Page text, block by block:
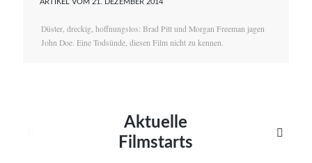
ARTIKEL VOM 21. DEZEMBER 2014
Düster, dreckig, hoffnungslos: Brad Pitt und Morgan Freeman jagen
John Doe. Eine Todsünde, diesen Film nicht zu kennen.
Aktuelle
Filmstarts
